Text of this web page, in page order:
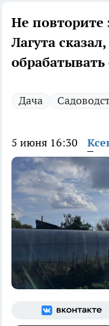
Не
Лагута
Дача
5 июня 16:30